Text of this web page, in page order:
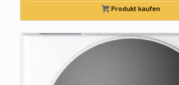
Produkt kaufen